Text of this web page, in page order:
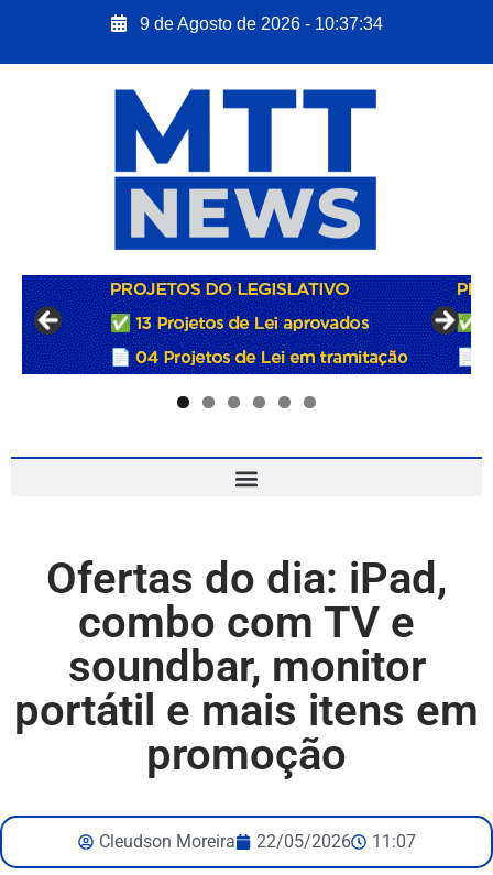
9 de Agosto de 2026 - 10:37:35
Ofertas do dia: iPad,
combo com TV e
soundbar, monitor
portátil e mais itens em
promoção
Cleudson Moreira 22/05/2026 11:07